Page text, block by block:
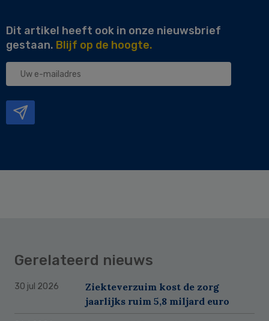
Dit artikel heeft ook in onze nieuwsbrief
gestaan. Blijf op de hoogte.
Uw
Gerelateerd nieuws
30 jul 2026
Ziekteverzuim kost de zorg
jaarlijks ruim 5,8 miljard euro